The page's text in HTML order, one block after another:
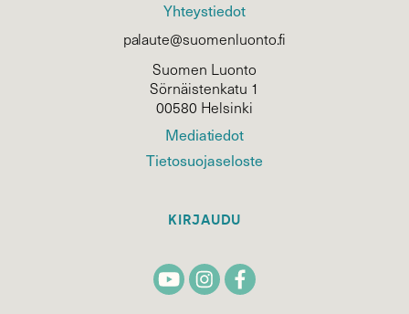
Yhteystiedot
palaute@suomenluonto.fi
Suomen Luonto
Sörnäistenkatu 1
00580 Helsinki
Mediatiedot
Tietosuojaseloste
KIRJAUDU